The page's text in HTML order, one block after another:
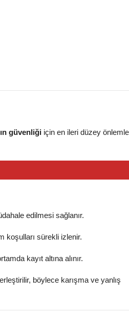
güvenliği için en ileri düzey
edilmesi sağlanır.
koşulları sürekli izlenir.
kayıt altına alınır.
böylece karışma ve yanlış